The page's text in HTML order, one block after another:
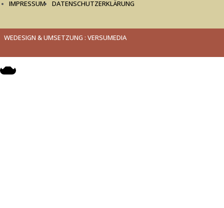
IMPRESSUM DATENSCHUTZERKLÄRUNG
WEDESIGN & UMSETZUNG : VERSUMEDIA